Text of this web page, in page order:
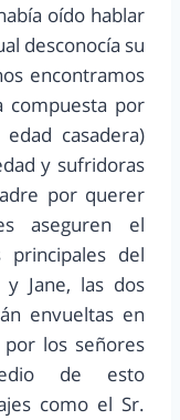
oído hablar
desconocía su
encontramos
compuesta por
casadera)
y sufridoras
por querer
aseguren el
principales del
Jane, las dos
envueltas en
los señores
de esto
como el Sr.